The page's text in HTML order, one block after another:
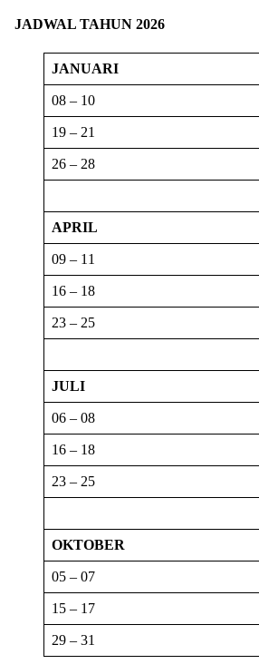
JADWAL TAHUN 2026
JANUARI
08 – 10
19 – 21
26 – 28
APRIL
09 – 11
16 – 18
23 – 25
JULI
06 – 08
16 – 18
23 – 25
OKTOBER
05 – 07
15 – 17
29 – 31